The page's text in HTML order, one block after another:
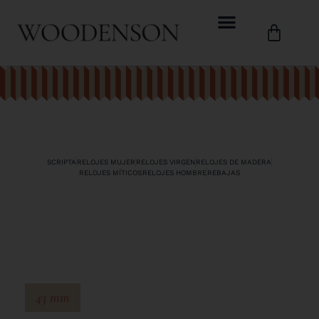
SCRIPTA RELOJES MUJER RELOJES VIRGEN RELOJES DE MADERA
RELOJES MÍTICOSRELOJES HOMBRE REBAJAS
43 mm